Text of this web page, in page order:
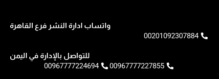
واتساب ادارة النشر فرع القاهرة
00201092307884
للتواصل بالإدارة في اليمن
00967777227855
00967777224694